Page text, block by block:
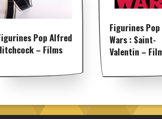
Pop Alfred
– Films
Figurines
Wars : Saint-
Valentin –